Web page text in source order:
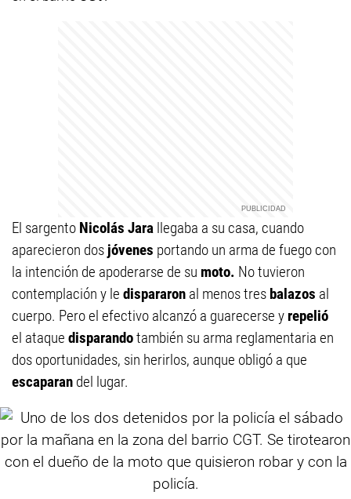
El sargento Nicolás Jara llegaba a su casa, cuando
aparecieron dos jóvenes portando un arma de fuego con
la intención de apoderarse de su moto. No tuvieron
contemplación y le dispararon al menos tres balazos al
cuerpo. Pero el efectivo alcanzó a guarecerse y repelió
el ataque disparandotambién su arma reglamentaria en
dos oportunidades, sin herirlos, aunque obligó a que
escaparan del lugar.